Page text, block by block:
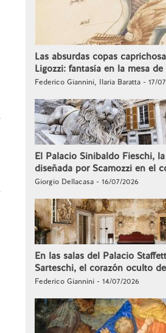
Las absurdas copas
Ligozzi: fantasía en la mesa
Federico Giannini, Ilaria Baratta - 17/
El Palacio Sinibaldo Fieschi,
diseñada por Scamozzi en el
Giorgio Dellacasa - 16/07/2026
En las salas del Palacio
Sarteschi, el corazón oculto
Federico Giannini - 14/07/2026